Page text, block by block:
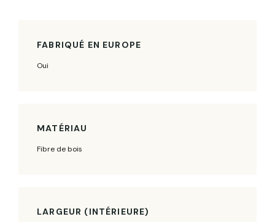
FABRIQUÉ EN EUROPE
Oui
MATÉRIAU
Fibre de bois
LARGEUR (INTÉRIEURE)